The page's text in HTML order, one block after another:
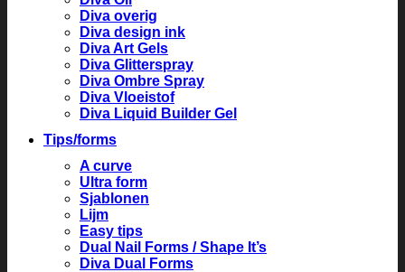
Diva overig
Diva design ink
Diva Art Gels
Diva Glitterspray
Diva Ombre Spray
Diva Vloeistof
Diva Liquid Builder Gel
Tips/forms
A curve
Ultra form
Sjablonen
Lijm
Easy tips
Dual Nail Forms / Shape It’s
Diva Dual Forms